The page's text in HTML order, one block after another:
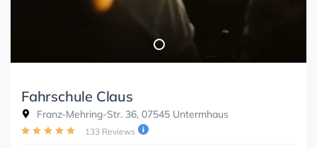
Fahrschule Claus
Franz-Mehring-Str. 36, 07545 Untermhaus
133 Reviews